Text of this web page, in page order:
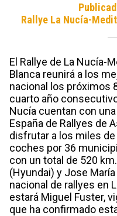
Rallye La Nucía-
El Rallye de La Nucía-
Blanca reunirá a los
nacional los próximos
cuarto año
Nucía cuentan con
España de Rallyes de
disfrutar a los miles
coches por 36
con un total de 520
(Hyundai) y Jose
nacional de rallyes en
estará Miguel Fuster,
que ha confirmado